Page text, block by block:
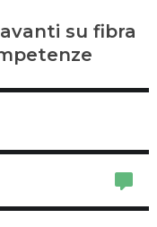
su fibra